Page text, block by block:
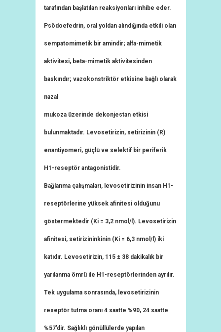
tarafından başlatılan reaksiyonları inhibe eder.
Psödoefedrin, oral yoldan alındığında etkili olan
sempatomimetik bir amindir; alfa-mimetik
aktivitesi, beta-mimetik aktivitesinden
baskındır; vazokonstriktör etkisine bağlı olarak
nazal
mukoza üzerinde dekonjestan etkisi
bulunmaktadır. Levosetirizin, setirizinin (R)
enantiyomeri, güçlü ve selektif bir periferik
H1-reseptör antagonistidir.
Bağlanma çalışmaları, levosetirizinin insan H1-
reseptörlerine yüksek afinitesi olduğunu
göstermektedir (Ki = 3,2 nmol/l). Levosetirizin
afinitesi, setirizininkinin (Ki = 6,3 nmol/l) iki
katıdır. Levosetirizin, 115 ± 38 dakikalık bir
yarılanma ömrü ile H1-reseptörlerinden ayrılır.
Tek uygulama sonrasında, levosetirizinin
reseptör tutma oranı 4 saatte %90, 24 saatte
%57’dir. Sağlıklı gönüllülerde yapılan